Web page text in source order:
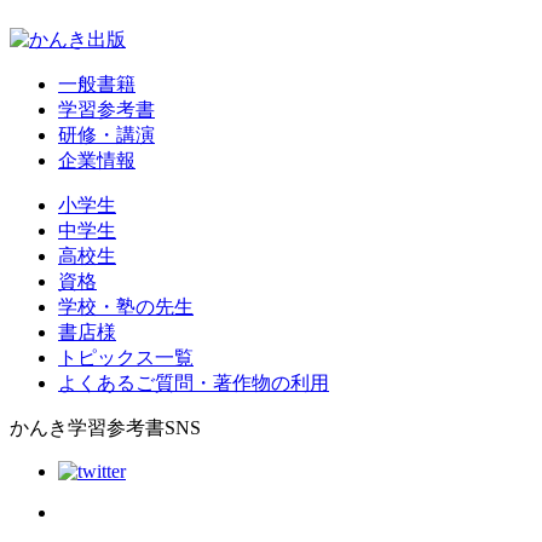
一般書籍
学習参考書
研修・講演
企業情報
小学生
中学生
高校生
資格
学校・塾の先生
書店様
トピックス一覧
よくあるご質問・著作物の利用
かんき学習参考書SNS